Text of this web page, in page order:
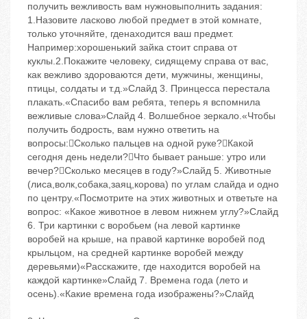
получить вежливость вам нужновыполнить задания:
1.Назовите ласково любой предмет в этой комнате,
только уточняйте, гденаходится ваш предмет.
Например:хорошенький зайка стоит справа от
куклы.2.Покажите человеку, сидящему справа от вас,
как вежливо здороваются дети, мужчины, женщины,
птицы, солдаты и т.д.»Слайд 3. Принцесса перестала
плакать.«Спасибо вам ребята, теперь я вспомнила
вежливые слова»Слайд 4. Волшебное зеркало.«Чтобы
получить бодрость, вам нужно ответить на
вопросы:Сколько пальцев на одной руке?Какой
сегодня день недели?Что бывает раньше: утро или
вечер?Сколько месяцев в году?»Слайд 5. Животные
(лиса,волк,собака,заяц,корова) по углам слайда и одно
по центру.«Посмотрите на этих животных и ответьте на
вопрос: «Какое животное в левом нижнем углу?»Слайд
6. Три картинки с воробьем (на левой картинке
воробей на крыше, на правой картинке воробей под
крыльцом, на средней картинке воробей между
деревьями)«Расскажите, где находится воробей на
каждой картинке»Слайд 7. Времена года (лето и
осень).«Какие времена года изображены?»Слайд